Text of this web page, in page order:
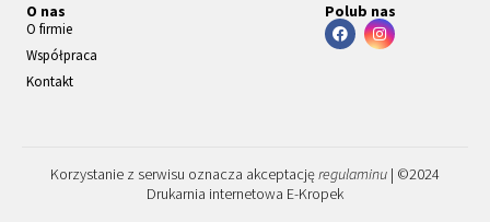
O nas
O firmie
Współpraca
Kontakt
Polub nas
Korzystanie z serwisu oznacza akceptacjęregulaminu | ©2024
Drukarnia internetowa E-Kropek